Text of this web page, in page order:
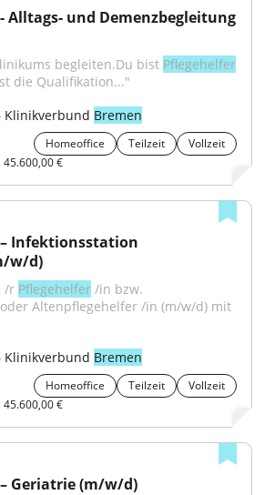
Alltags- und Demenzbegleitung
begleiten.Du bist Pflegehelfer
die Qualifikation..."
Klinikverbund Bremen
Homeoffice Teilzeit
Vollzeit
45.600,00 €
Infektionsstation
w/d)
/r Pflegehelfer /in bzw.
Altenpflegehelfer /in (m/w/d) mit
Klinikverbund Bremen
Homeoffice Teilzeit
Vollzeit
45.600,00 €
Geriatrie (m/w/d)